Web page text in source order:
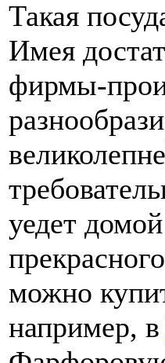
Такая
Имея
фирмы-
уедет
можно
например, в